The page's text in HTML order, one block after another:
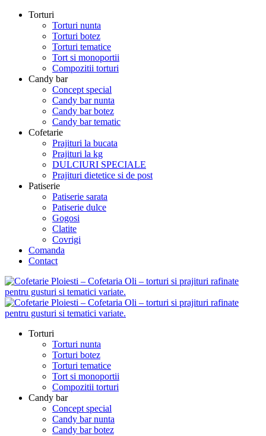
Torturi
Torturi nunta
Torturi botez
Torturi tematice
Tort si monoportii
Compozitii torturi
Candy bar
Concept special
Candy bar nunta
Candy bar botez
Candy bar tematic
Cofetarie
Prajituri la bucata
Prajituri la kg
DULCIURI SPECIALE
Prajituri dietetice si de post
Patiserie
Patiserie sarata
Patiserie dulce
Gogosi
Clatite
Covrigi
Comanda
Contact
Torturi
Torturi nunta
Torturi botez
Torturi tematice
Tort si monoportii
Compozitii torturi
Candy bar
Concept special
Candy bar nunta
Candy bar botez